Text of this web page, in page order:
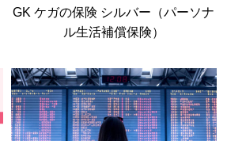
GK ケガの保険 シルバー（パーソナ
ル生活補償保険）